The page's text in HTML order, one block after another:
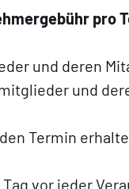
pro
und deren
und
Termin
Tag vor jeder